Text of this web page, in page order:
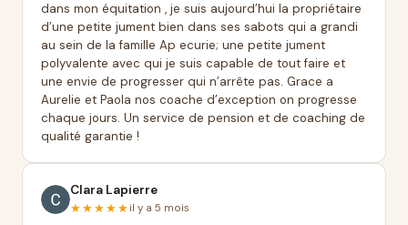
dans mon équitation , je suis aujourd’hui la propriétaire
d’une petite jument bien dans ses sabots qui a grandi
au sein de la famille Ap ecurie; une petite jument
polyvalente avec qui je suis capable de tout faire et
une envie de progresser qui n’arrête pas. Grace a
Aurelie et Paola nos coache d’exception on progresse
chaque jours. Un service de pension et de coaching de
qualité garantie !
Clara Lapierre
★★★★★ il y a 5 mois